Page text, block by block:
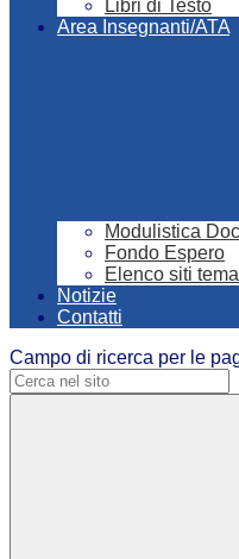
Libri di Testo
Area Insegnanti/ATA
Modulistica
Fondo Espero
Elenco siti
Notizie
Contatti
Campo di ricerca per le